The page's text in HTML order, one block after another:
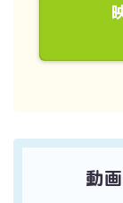
動